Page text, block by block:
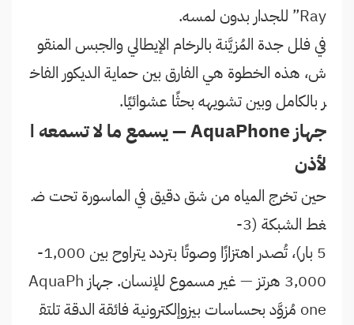
Ray” للجدار بدون لمسه.
في فلل جدة المُزيَّنة بالرخام الإيطالي والجبس المنقو
ش، هذه الخطوة هي الفارق بين حماية الديكور الفاخ
ر بالكامل وبين تشويهه بحثًا عشوائيًا.
جهاز AquaPhone — يسمع ما لا تسمعه ا
لأذن
حين تخرج المياه من شق دقيق في الماسورة تحت ض
غط الشبكة (3-
5 بار)، تُصدر اهتزازًا وصوتًا بتردد يتراوح بين 1,000-
3,000 هرتز — غير مسموع للإنسان. جهاز AquaPh
one مُزوَّد بحساسات بيزوإلكترونية فائقة الدقة تلتق